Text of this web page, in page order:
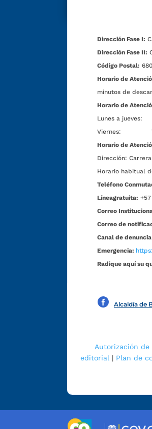
Dirección Fase I:
Dirección Fase II:
Código Postal:
Horario de
minutos de
Horario de
Lunes a jueves:
Viernes: 7:00
Horario de
Dirección:
Horario habitual
Teléfono
Líneagratuita:
Correo
Correo de
Canal de
Emergencia:
Radique aquí su
Alcaldía de
Autorización de
editorial | Plan de